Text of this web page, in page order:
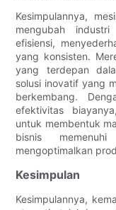
Kesimpulannya,
mengubah
efisiensi,
yang konsisten.
yang terdepan
solusi inovatif yang
berkembang.
efektivitas
untuk membentuk
bisnis
mengoptimalkan
Kesimpulan
Kesimpulannya,